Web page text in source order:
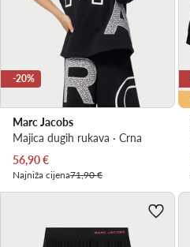
-20%
Marc Jacobs
Majica dugih rukava · Crna
Trenutna cijena
56,90€
Najniža cijena71,90 €